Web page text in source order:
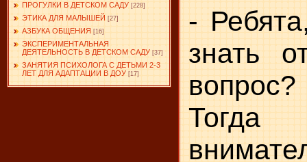
ПРОГУЛКИ В ДЕТСКОМ САДУ [228]
ЭТИКА ДЛЯ МАЛЫШЕЙ [27]
АЗБУКА ОБЩЕНИЯ [16]
ЭКСПЕРИМЕНТАЛЬНАЯ
ДЕЯТЕЛЬНОСТЬ В ДЕТСКОМ САДУ [37]
ЗАНЯТИЯ ПСИХОЛОГА С ДЕТЬМИ 2-3
ЛЕТ ДЛЯ АДАПТАЦИИ В ДОУ [17]
-
знать
Тогда